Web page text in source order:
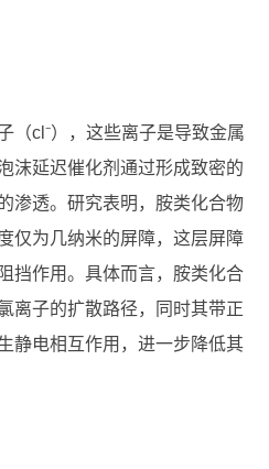
（cl⁻），这些离子是导致金属
沫延迟催化剂通过形成致密的
渗透。研究表明，胺类化合物
仅为几纳米的屏障，这层屏障
挡作用。具体而言，胺类化合
离子的扩散路径，同时其带正
静电相互作用，进一步降低其